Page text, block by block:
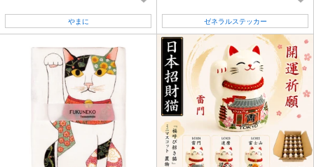
やまに ゼネラルステッカー